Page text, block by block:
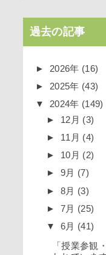
過去の記事
► 2026年 (16)
► 2025年 (43)
▼ 2024年 (149)
► 12月 (3)
► 11月 (4)
► 10月 (2)
► 9月 (7)
► 8月 (3)
► 7月 (25)
▼ 6月 (41)
「授業参観